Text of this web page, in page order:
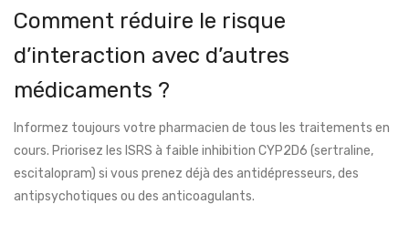
Comment réduire le risque
d’interaction avec d’autres
médicaments ?
Informez toujours votre pharmacien de tous les traitements en
cours. Priorisez les ISRS à faible inhibition CYP2D6 (sertraline,
escitalopram) si vous prenez déjà des antidépresseurs, des
antipsychotiques ou des anticoagulants.